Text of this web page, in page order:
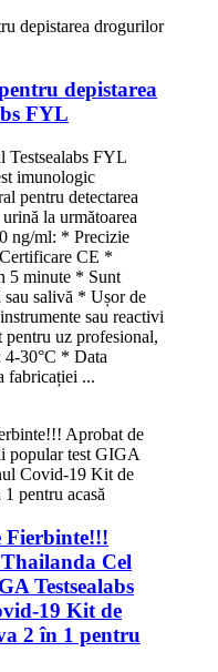
depistarea
FYL
FYL
imunologic
pentru detectarea
la următoarea
ng/ml: * Precizie
CE *
5 minute * Sunt
salivă * Ușor de
sau reactivi
uz profesional,
4-30°C * Data
fabricației ...
Fierbinte!!!
Cel
Testsealabs
19 Kit de
2 în 1 pentru